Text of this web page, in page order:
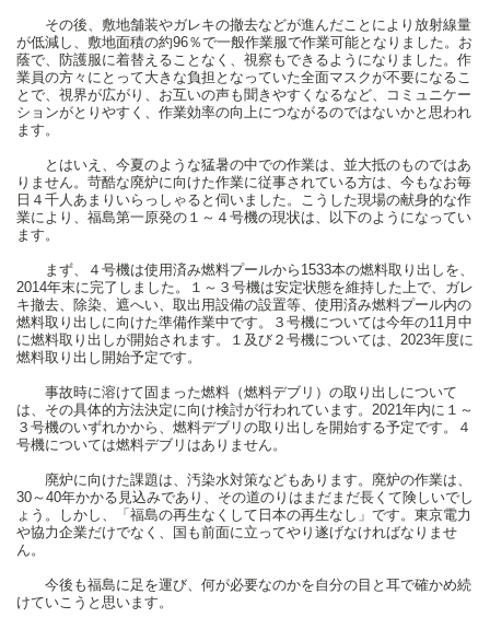
その後、敷地舗装やガレキの撤去などが進んだことにより放射線量
が低減し、敷地面積の約96％で一般作業服で作業可能となりました。お
蔭で、防護服に着替えることなく、視察もできるようになりました。作
業員の方々にとって大きな負担となっていた全面マスクが不要になるこ
とで、視界が広がり、お互いの声も聞きやすくなるなど、コミュニケー
ションがとりやすく、作業効率の向上につながるのではないかと思われ
ます。
とはいえ、今夏のような猛暑の中での作業は、並大抵のものではあ
りません。苛酷な廃炉に向けた作業に従事されている方は、今もなお毎
日４千人あまりいらっしゃると伺いました。こうした現場の献身的な作
業により、福島第一原発の１～４号機の現状は、以下のようになってい
ます。
まず、４号機は使用済み燃料プールから1533本の燃料取り出しを、
2014年末に完了しました。１～３号機は安定状態を維持した上で、ガレ
キ撤去、除染、遮へい、取出用設備の設置等、使用済み燃料プール内の
燃料取り出しに向けた準備作業中です。３号機については今年の11月中
に燃料取り出しが開始されます。１及び２号機については、2023年度に
燃料取り出し開始予定です。
事故時に溶けて固まった燃料（燃料デブリ）の取り出しについて
は、その具体的方法決定に向け検討が行われています。2021年内に１～
３号機のいずれかから、燃料デブリの取り出しを開始する予定です。４
号機については燃料デブリはありません。
廃炉に向けた課題は、汚染水対策などもあります。廃炉の作業は、
30～40年かかる見込みであり、その道のりはまだまだ長くて険しいでし
ょう。しかし、「福島の再生なくして日本の再生なし」です。東京電力
や協力企業だけでなく、国も前面に立ってやり遂げなければなりませ
ん。
今後も福島に足を運び、何が必要なのかを自分の目と耳で確かめ続
けていこうと思います。